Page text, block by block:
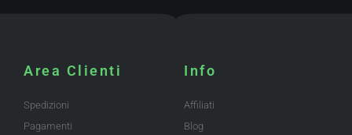
Area Clienti
Spedizioni
Pagamenti
Info
Affiliati
Blog